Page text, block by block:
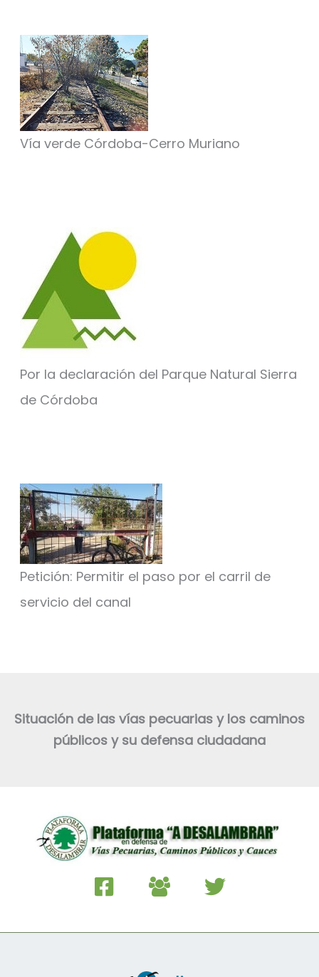
Vía verde Córdoba-Cerro Muriano
Por la declaración del Parque Natural Sierra
de Córdoba
Petición: Permitir el paso por el carril de
servicio del canal
Situación de las vías pecuarias y los caminos
públicos y su defensa ciudadana